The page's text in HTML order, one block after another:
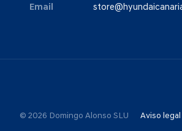
Email
© 2026 Domingo Alonso SLU Aviso legal